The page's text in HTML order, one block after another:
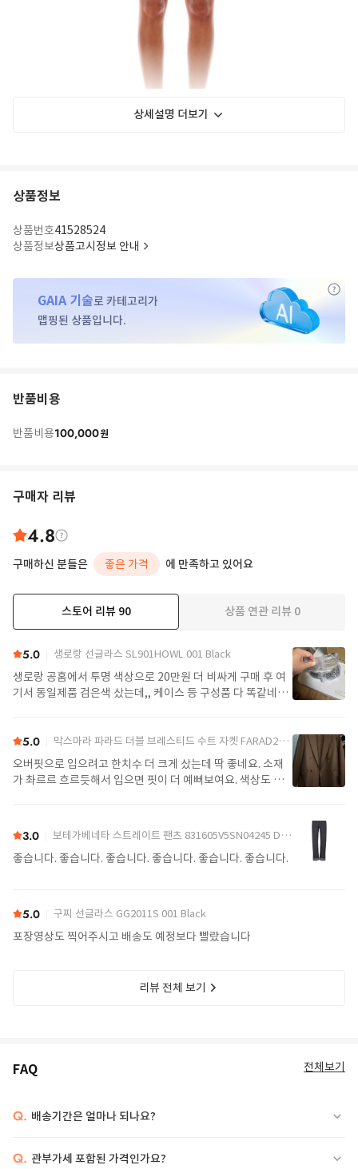
상세설명 더보기
상품정보
상품번호41528524
상품정보상품고시정보 안내
GAIA 기술로 카테고리가
맵핑된 상품입니다.
반품비용
반품비용100,000원
구매자 리뷰
4.8
구매하신 분들은 좋은 가격 에 만족하고 있어요
스토어 리뷰 90 상품 연관 리뷰 0
5.0 생로랑 선글라스 SL901HOWL 001 Black
생로랑 공홈에서 투명 색상으로 20만원 더 비싸게 구매 후 여
기서 동일제품 검은색 샀는데,, 케이스 등 구성품 다 똑같네요
5.0 막스마라 파라드 더블 브레스티드 수트 자켓 FARAD2521046122600004 Camel
오버핏으로 입으려고 한치수 더 크게 샀는데 딱 좋네요. 소재
가 촤르르 흐르듯해서 입으면 핏이 더 예뻐보여요. 색상도 제
3.0 보테가베네타 스트레이트 팬츠 831605V5SN04245 Denim
좋습니다. 좋습니다. 좋습니다. 좋습니다. 좋습니다. 좋습니다.
5.0 구찌 선글라스 GG2011S 001 Black
포장영상도 찍어주시고 배송도 예정보다 빨랐습니다
리뷰 전체 보기
FAQ 전체보기
Q. 배송기간은 얼마나 되나요?
Q. 관부가세 포함된 가격인가요?